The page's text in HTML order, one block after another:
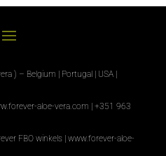
) – Belgium | Portugal | USA |
aloe-vera.com | +351 963
FBO winkels| www.forever-aloe-